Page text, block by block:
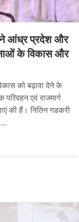
ने आंध्र प्रदेश और
के विकास और
को बढ़ावा देने के
एवं राजमार्ग
की हैं। नितिन गडकरी